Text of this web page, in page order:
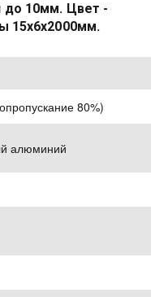
до 10мм. Цвет -
15х6х2000мм.
80%)
алюминий